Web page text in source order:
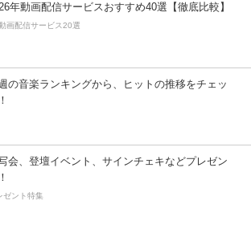
年動画配信サービスおすすめ40選【徹底比較】
画配信サービス20選
の音楽ランキングから、ヒットの推移をチェッ
会、登壇イベント、サインチェキなどプレゼン
ゼント特集